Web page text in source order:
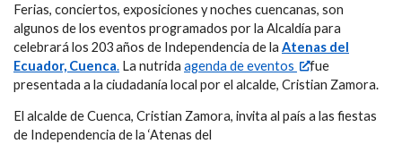
Ferias, conciertos, exposiciones y noches cuencanas, son
algunos de los eventos programados por la Alcaldía para
celebrará los 203 años de Independencia de la Atenas del
Ecuador, Cuenca. La nutrida agenda de eventos
fue
presentada a la ciudadanía local por el alcalde, Cristian Zamora.
El alcalde de Cuenca, Cristian Zamora, invita al país a las fiestas
de Independencia de la ‘Atenas del